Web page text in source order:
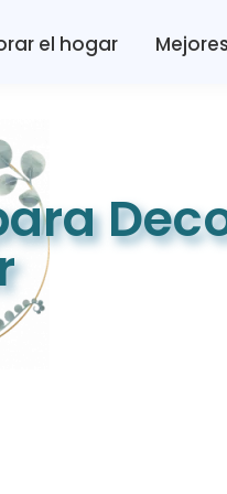
el hogar